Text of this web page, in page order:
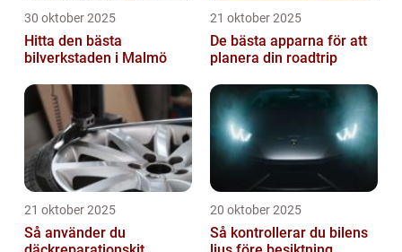
30 oktober 2025
Hitta den bästa
bilverkstaden i Malmö
21 oktober 2025
De bästa apparna för att
planera din roadtrip
21 oktober 2025
Så använder du
20 oktober 2025
Så kontrollerar du bilens